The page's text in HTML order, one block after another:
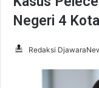
Negeri 4
Redaksi